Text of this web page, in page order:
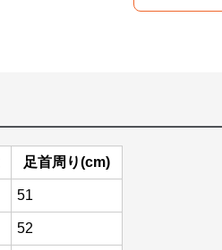
足首周り(cm)
51
52